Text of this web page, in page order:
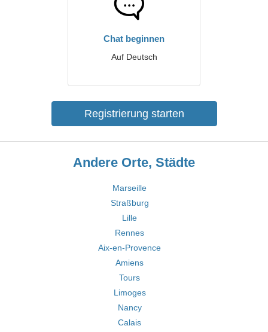
Chat beginnen
Auf Deutsch
Registrierung starten
Andere Orte, Städte
Marseille
Straßburg
Lille
Rennes
Aix-en-Provence
Amiens
Tours
Limoges
Nancy
Calais